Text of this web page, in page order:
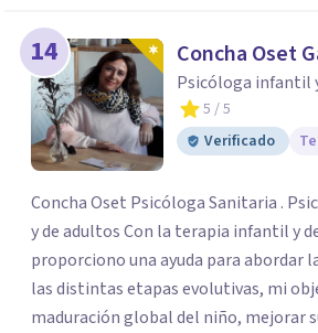
14 Concha Oset
Psicóloga infantil
5 / 5
Verificado
Concha Oset Psicóloga Sanitaria .
y de adultos Con la terapia infantil y de adolescentes
proporciono una ayuda para abordar las dificultades en
las distintas etapas evolutivas, mi
maduración global del niño, mejorar su comunicación y